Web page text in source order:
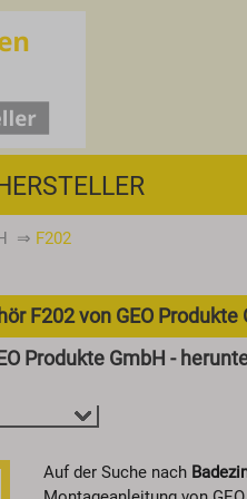
⇒ F202
F202 von GEO Produkte
Produkte GmbH -
Auf der Suche nach